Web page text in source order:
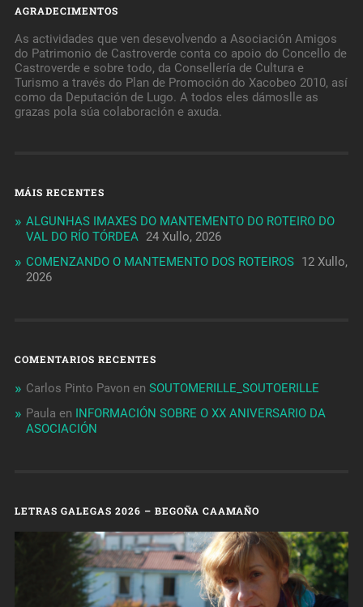
AGRADECIMENTOS
As actividades que ven desevolvendo a Asociación Amigos
do Patrimonio de Castroverde conta co apoio do Concello de
Castroverde e sobre todo, da Consellería de Cultura e
Turismo a través do Plan de Promoción do Xacobeo 2010, así
como da Deputación de Lugo. A todos eles dámoslle as
grazas pola súa colaboración e axuda.
MÁIS RECENTES
ALGUNHAS IMAXES DO MANTEMENTO DO ROTEIRO DO
VAL DO RÍO TÓRDEA 24 Xullo, 2026
COMENZANDO O MANTEMENTO DOS ROTEIROS 12 Xullo,
2026
COMENTARIOS RECENTES
Carlos Pinto Pavon en SOUTOMERILLE_SOUTOERILLE
Paula en INFORMACIÓN SOBRE O XX ANIVERSARIO DA
ASOCIACIÓN
LETRAS GALEGAS 2026 – BEGOÑA CAAMAÑO